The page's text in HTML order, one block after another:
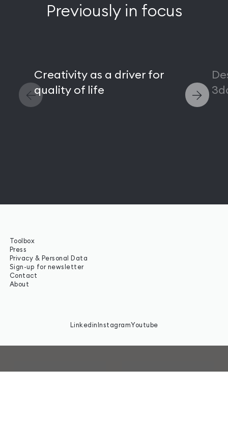
Previously in focus
Creativity as a driver for
quality of life
Toolbox
Press
Privacy & Personal Data
Sign-up for newsletter
Contact
About
LinkedinInstagramYoutube